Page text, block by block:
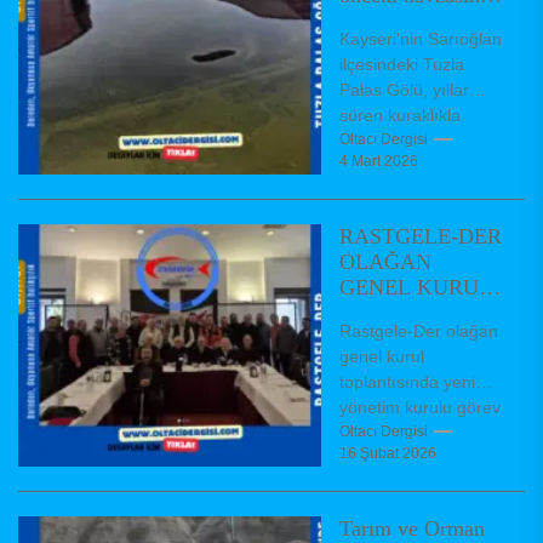
Kayseri'nin Sarıoğlan
ilçesindeki Tuzla
Palas Gölü, yıllar
süren kuraklıkla
küçülerek geçen yıl
20 kilometrekareye
Oltacı Dergisi
4 Mart 2026
RASTGELE-DER
OLAĞAN
GENEL KURUL
GERÇEKLEŞTİ
Rastgele-Der olağan
genel kurul
toplantısında yeni
yönetim kurulu görev
dağıiımı
Federasyonumuz
kurulmuş bulunan
Oltacı Dergisi
16 Şubat 2026
Tarım ve Orman